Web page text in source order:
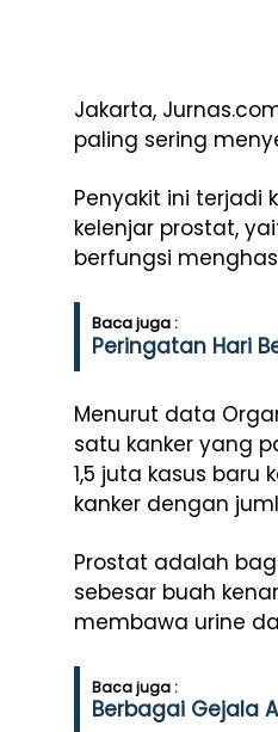
Jakarta,
paling sering
Penyakit ini terjadi
kelenjar prostat,
berfungsi
Baca juga :
Peringatan Hari
Menurut data
satu kanker yang
1,5 juta kasus
kanker dengan
Prostat adalah
sebesar buah
membawa urine
Baca juga :
Berbagai Gejala